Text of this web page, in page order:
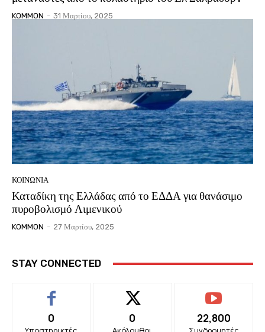
KOMMON - 31 Μαρτίου, 2025
ΚΟΙΝΩΝΙΑ
Καταδίκη της Ελλάδας από το ΕΔΔΑ για θανάσιμο
πυροβολισμό Λιμενικού
KOMMON - 27 Μαρτίου, 2025
STAY CONNECTED
0 0 22,800